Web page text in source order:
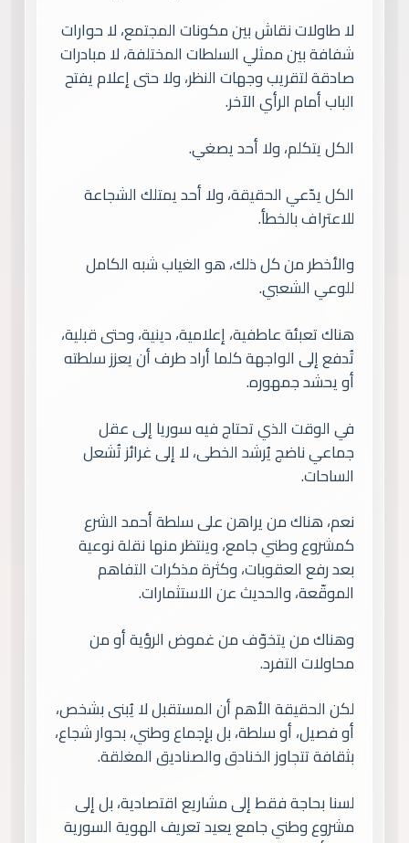
لا طاولات نقاش بين مكونات المجتمع، لا حوارات
شفافة بين ممثلي السلطات المختلفة، لا مبادرات
صادقة لتقريب وجهات النظر، ولا حتى إعلام يفتح
الباب أمام الرأي الآخر.
الكل يتكلم، ولا أحد يصغي.
الكل يدّعي الحقيقة، ولا أحد يمتلك الشجاعة
للاعتراف بالخطأ.
والأخطر من كل ذلك، هو الغياب شبه الكامل
للوعي الشعبي.
هناك تعبئة عاطفية، إعلامية، دينية، وحتى قبلية،
تُدفع إلى الواجهة كلما أراد طرف أن يعزز سلطته
أو يحشد جمهوره.
في الوقت الذي تحتاج فيه سوريا إلى عقل
جماعي ناضج يُرشد الخطى، لا إلى غرائز تُشعل
الساحات.
نعم، هناك من يراهن على سلطة أحمد الشرع
كمشروع وطني جامع، وينتظر منها نقلة نوعية
بعد رفع العقوبات، وكثرة مذكرات التفاهم
الموقّعة، والحديث عن الاستثمارات.
وهناك من يتخوّف من غموض الرؤية أو من
محاولات التفرد.
لكن الحقيقة الأهم أن المستقبل لا يُبنى بشخص،
أو فصيل، أو سلطة، بل بإجماع وطني، بحوار شجاع،
بثقافة تتجاوز الخنادق والصناديق المغلقة.
لسنا بحاجة فقط إلى مشاريع اقتصادية، بل إلى
مشروع وطني جامع يعيد تعريف الهوية السورية